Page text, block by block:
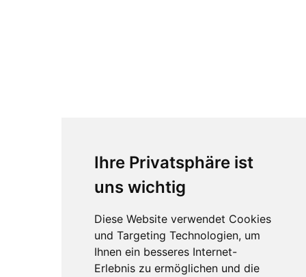
Ihre Privatsphäre ist
uns wichtig
Diese Website verwendet Cookies
und Targeting Technologien, um
Ihnen ein besseres Internet-
Erlebnis zu ermöglichen und die